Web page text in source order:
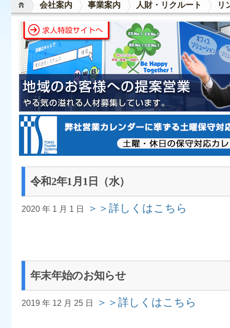
会社案内 事業案内 人財・リクルート リ
令和2年1月1日（水）
2020 年 1 月 1 日 ＞＞詳しくはこちら
年末年始のお知らせ
2019 年 12 月 25 日 ＞＞詳しくはこちら